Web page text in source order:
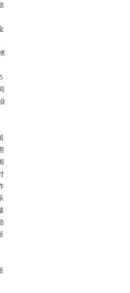
用应用等工作机制不断完善，
据上报、联合奖惩、信用承诺
政务服务平台、市数据交换共
现目录、清单与数据同步向社
托市公共信用信息平台，将
。事前大力推行信用承诺制，
落地落实。事后健全失信联合
个领域的联合奖惩模块，归
2019年平台建成至2020年底，
市公共信用信息平台并通过“信
宣传和推广力度，引导更多金
布金融产品和企业融资需求，
，发布金融产品3个，融资需求
传信用文化知识，开展“3·15
传手册，传播道德正能量，同